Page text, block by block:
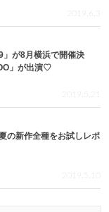
2019.6.3
が8月横浜で開催決
」が出演♡
2019.5.21
の新作全種をお試しレポ
2019.5.10